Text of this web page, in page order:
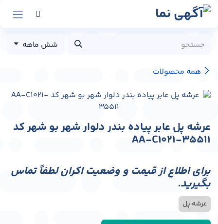
پرش به محتوا
همه محصولات
شش ماهه
عرشه پل عابر پیاده بندر دلوار شهر بو شهر کد
AA-C1021-35511
برای اطلاع از قیمت و وضعیت اکران لطفاً تماس
بگیرید.
عرشه پل